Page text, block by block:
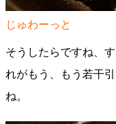
じゅわーっと
そうしたらですね、
れがもう、もう若干
ね。